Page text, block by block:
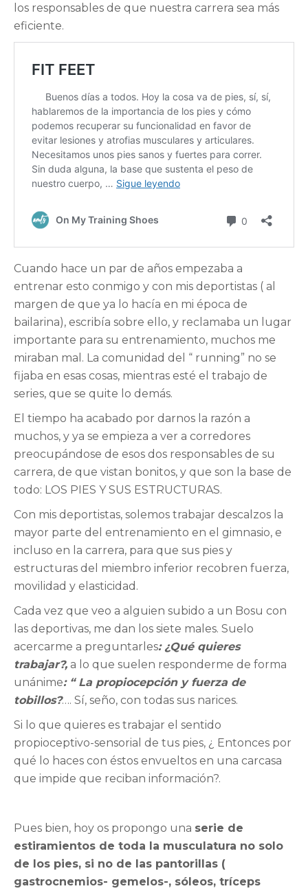
los responsables de que nuestra carrera sea más
eficiente.
Cuando hace un par de años empezaba a
entrenar esto conmigo y con mis deportistas ( al
margen de que ya lo hacía en mi época de
bailarina), escribía sobre ello, y reclamaba un lugar
importante para su entrenamiento, muchos me
miraban mal. La comunidad del “ running” no se
fijaba en esas cosas, mientras esté el trabajo de
series, que se quite lo demás.
El tiempo ha acabado por darnos la razón a
muchos, y ya se empieza a ver a corredores
preocupándose de esos dos responsables de su
carrera, de que vistan bonitos, y que son la base de
todo: LOS PIES Y SUS ESTRUCTURAS.
Con mis deportistas, solemos trabajar descalzos la
mayor parte del entrenamiento en el gimnasio, e
incluso en la carrera, para que sus pies y
estructuras del miembro inferior recobren fuerza,
movilidad y elasticidad.
Cada vez que veo a alguien subido a un Bosu con
las deportivas, me dan los siete males. Suelo
acercarme a preguntarles: ¿Qué quieres
trabajar?, a lo que suelen responderme de forma
unánime: “ La propiocepción y fuerza de
tobillos?…. Sí, seño, con todas sus narices.
Si lo que quieres es trabajar el sentido
propioceptivo-sensorial de tus pies, ¿ Entonces por
qué lo haces con éstos envueltos en una carcasa
que impide que reciban información?.
Pues bien, hoy os propongo una serie de
estiramientos de toda la musculatura no solo
de los pies, si no de las pantorillas (
gastrocnemios- gemelos-, sóleos, tríceps